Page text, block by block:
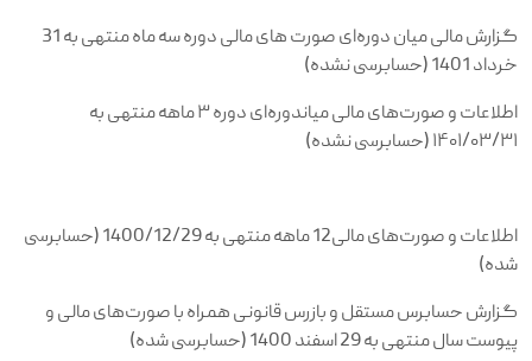
گزارش مالی میان دوره‌ای صورت های مالی دوره سه ماه منتهی به 31
خرداد 1401 (حسابرسی نشده)
اطلاعات و صورت‌های مالی میاندوره‌ای دوره ۳ ماهه منتهی به
۱۴۰۱/۰۳/۳۱ (حسابرسی نشده)
اطلاعات و صورت‌های مالی12 ماهه منتهی به 1400/12/29 (حسابرسی
شده)
گزارش حسابرس مستقل و بازرس قانونی همراه با صورت‌های مالی و
پیوست سال منتهی به 29 اسفند 1400 (حسابرسی شده)